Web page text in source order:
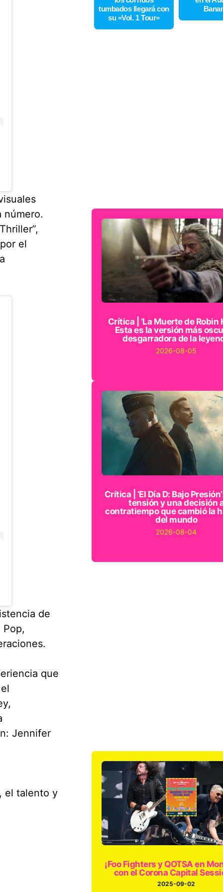
número.
el
de
que
Jennifer
el talento y
tumbados llegará con
su «Vol. 1 Tour»
Crítica | ‘La Muerte de Robin
Esta es la versión más
desgarradora de la
2026-08-05
Crítica | ‘El Día D: Bajo
tensión y una decisión
contratiempo que cambió la
del mundo
2026-08-04
¡Foo Fighters y QOTSA en
con el Corona Capital
2025-09-02